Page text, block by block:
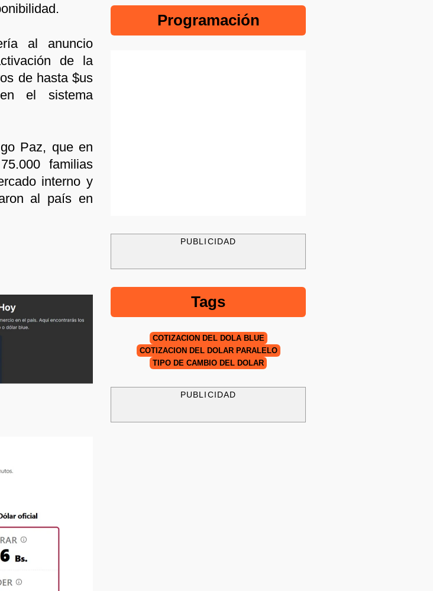
al anuncio
de la
de hasta $us
el sistema
Paz, que en
familias
interno y
al país en
Programación
PUBLICIDAD
Tags
COTIZACIÓN DEL DÓLA BLUE
COTIZACIÓN DEL DÓLAR PARALELO
TIPO DE CAMBIO DEL DÓLAR
PUBLICIDAD